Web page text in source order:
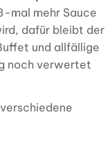
mal mehr Sauce
dafür bleibt der
und allfällige
noch verwertet